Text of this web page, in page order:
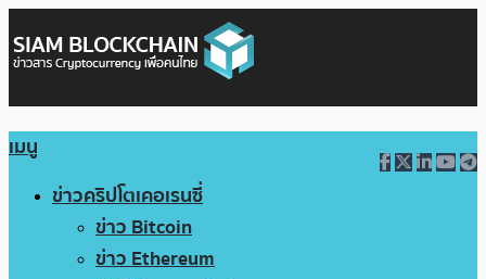
เมนู
ข่าวคริปโตเคอเรนซี่
ข่าว Bitcoin
ข่าว Ethereum